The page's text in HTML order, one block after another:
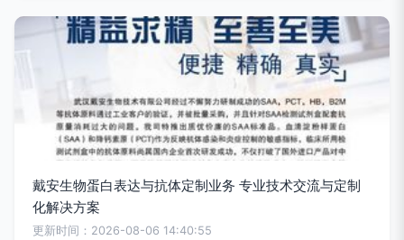
戴安生物蛋白表达与抗体定制业务 专业技术交流与定制
化解决方案
更新时间：2026-08-06 14:40:55